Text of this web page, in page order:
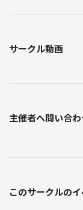
サークル動画
主催者へ問い合
このサークルの